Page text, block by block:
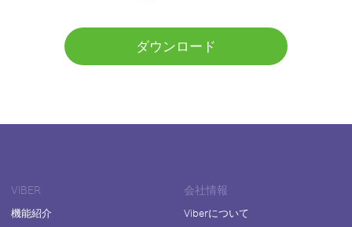
ダウンロード
VIBER
機能紹介
会社情報
Viberについて